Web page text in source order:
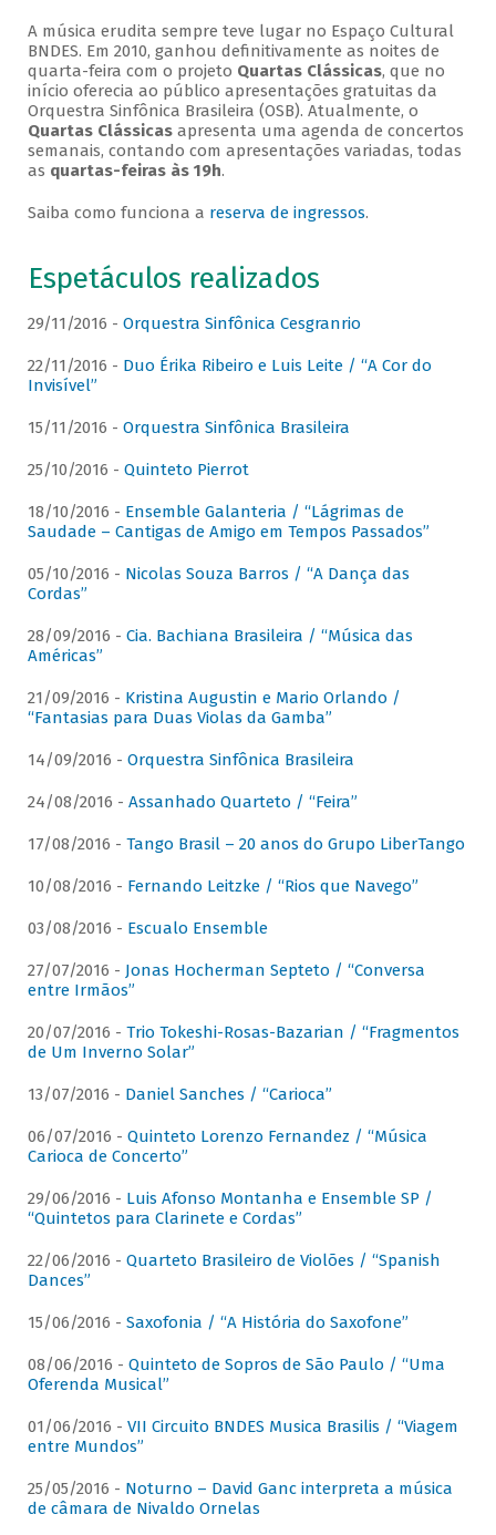
A música erudita sempre teve lugar no Espaço Cultural
BNDES. Em 2010, ganhou definitivamente as noites de
quarta-feira com o projeto Quartas Clássicas, que no
início oferecia ao público apresentações gratuitas da
Orquestra Sinfônica Brasileira (OSB). Atualmente, o
Quartas Clássicasapresenta uma agenda de concertos
semanais, contando com apresentações variadas, todas
as quartas-feiras às 19h.
Saiba como funciona a reserva de ingressos.
Espetáculos realizados
29/11/2016 - Orquestra Sinfônica Cesgranrio
22/11/2016 - Duo Érika Ribeiro e Luis Leite / “A Cor do
Invisível”
15/11/2016 - Orquestra Sinfônica Brasileira
25/10/2016 - Quinteto Pierrot
18/10/2016 - Ensemble Galanteria / “Lágrimas de
Saudade – Cantigas de Amigo em Tempos Passados”
05/10/2016 - Nicolas Souza Barros / “A Dança das
Cordas”
28/09/2016 - Cia. Bachiana Brasileira / “Música das
Américas”
21/09/2016 - Kristina Augustin e Mario Orlando /
“Fantasias para Duas Violas da Gamba”
14/09/2016 - Orquestra Sinfônica Brasileira
24/08/2016 - Assanhado Quarteto / “Feira”
17/08/2016 - Tango Brasil – 20 anos do Grupo LiberTango
10/08/2016 - Fernando Leitzke / “Rios que Navego”
03/08/2016 - Escualo Ensemble
27/07/2016 - Jonas Hocherman Septeto / “Conversa
entre Irmãos”
20/07/2016 - Trio Tokeshi-Rosas-Bazarian / “Fragmentos
de Um Inverno Solar”
13/07/2016 - Daniel Sanches / “Carioca”
06/07/2016 - Quinteto Lorenzo Fernandez / “Música
Carioca de Concerto”
29/06/2016 - Luis Afonso Montanha e Ensemble SP /
“Quintetos para Clarinete e Cordas”
22/06/2016 - Quarteto Brasileiro de Violões / “Spanish
Dances”
15/06/2016 - Saxofonia / “A História do Saxofone”
08/06/2016 - Quinteto de Sopros de São Paulo / “Uma
Oferenda Musical”
01/06/2016 - VII Circuito BNDES Musica Brasilis / “Viagem
entre Mundos”
25/05/2016 - Noturno – David Ganc interpreta a música
de câmara de Nivaldo Ornelas